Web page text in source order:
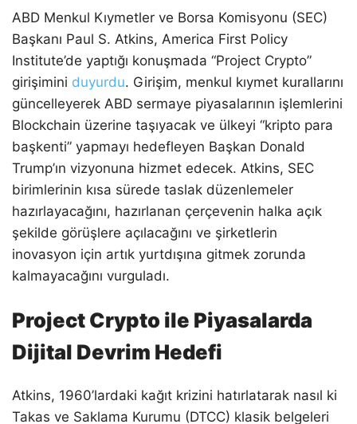
ABD Menkul Kıymetler ve Borsa Komisyonu (SEC)
Başkanı Paul S. Atkins, America First Policy
Institute’de yaptığı konuşmada “Project Crypto”
girişimini duyurdu. Girişim, menkul kıymet kurallarını
güncelleyerek ABD sermaye piyasalarının işlemlerini
Blockchain üzerine taşıyacak ve ülkeyi “kripto para
başkenti” yapmayı hedefleyen Başkan Donald
Trump’ın vizyonuna hizmet edecek. Atkins, SEC
birimlerinin kısa sürede taslak düzenlemeler
hazırlayacağını, hazırlanan çerçevenin halka açık
şekilde görüşlere açılacağını ve şirketlerin
inovasyon için artık yurtdışına gitmek zorunda
kalmayacağını vurguladı.
Project Crypto ile Piyasalarda
Dijital Devrim Hedefi
Atkins, 1960’lardaki kağıt krizini hatırlatarak nasıl ki
Takas ve Saklama Kurumu (DTCC) klasik belgeleri